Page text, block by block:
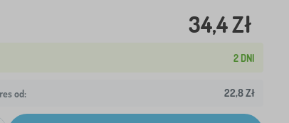
34,4 Zł
2 DNI
od: 22,8 Zł